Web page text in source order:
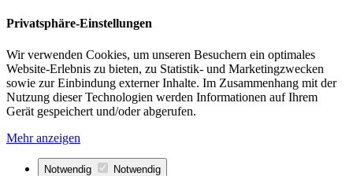
Privatsphäre-Einstellungen
Wir verwenden Cookies, um unseren Besuchern ein optimales
Website-Erlebnis zu bieten, zu Statistik- und Marketingzwecken
sowie zur Einbindung externer Inhalte. Im Zusammenhang mit der
Nutzung dieser Technologien werden Informationen auf Ihrem
Gerät gespeichert und/oder abgerufen.
Mehr anzeigen
Notwendig Notwendig